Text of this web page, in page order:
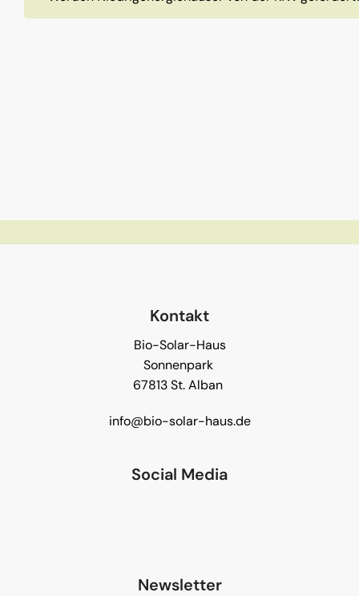
Kontakt
Bio-Solar-Haus
Sonnenpark
67813 St. Alban
info@bio-solar-haus.de
Social Media
Newsletter